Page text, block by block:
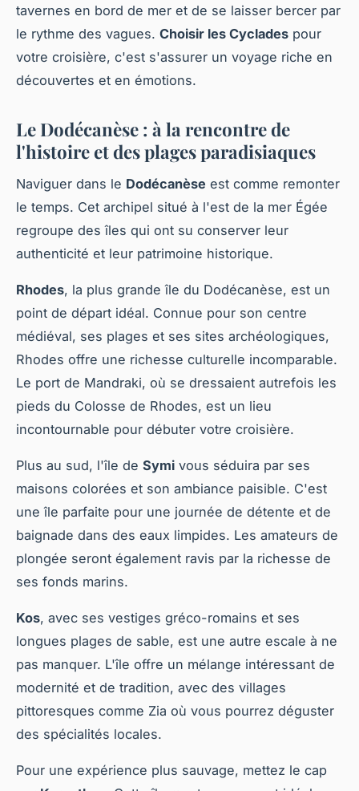
tavernes en bord de mer et de se laisser bercer par
le rythme des vagues. Choisir les Cyclades pour
votre croisière, c'est s'assurer un voyage riche en
découvertes et en émotions.
Le Dodécanèse : à la rencontre de
l'histoire et des plages paradisiaques
Naviguer dans le Dodécanèse est comme remonter
le temps. Cet archipel situé à l'est de la mer Égée
regroupe des îles qui ont su conserver leur
authenticité et leur patrimoine historique.
Rhodes, la plus grande île du Dodécanèse, est un
point de départ idéal. Connue pour son centre
médiéval, ses plages et ses sites archéologiques,
Rhodes offre une richesse culturelle incomparable.
Le port de Mandraki, où se dressaient autrefois les
pieds du Colosse de Rhodes, est un lieu
incontournable pour débuter votre croisière.
Plus au sud, l'île de Symi vous séduira par ses
maisons colorées et son ambiance paisible. C'est
une île parfaite pour une journée de détente et de
baignade dans des eaux limpides. Les amateurs de
plongée seront également ravis par la richesse de
ses fonds marins.
Kos, avec ses vestiges gréco-romains et ses
longues plages de sable, est une autre escale à ne
pas manquer. L'île offre un mélange intéressant de
modernité et de tradition, avec des villages
pittoresques comme Zia où vous pourrez déguster
des spécialités locales.
Pour une expérience plus sauvage, mettez le cap